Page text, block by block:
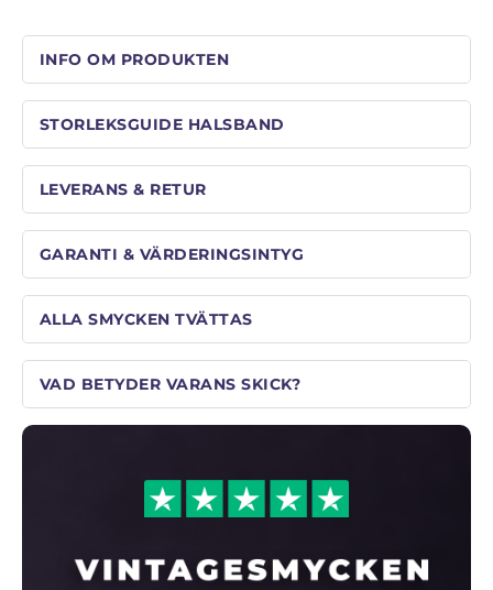
INFO OM PRODUKTEN
STORLEKSGUIDE HALSBAND
LEVERANS & RETUR
GARANTI & VÄRDERINGSINTYG
ALLA SMYCKEN TVÄTTAS
VAD BETYDER VARANS SKICK?